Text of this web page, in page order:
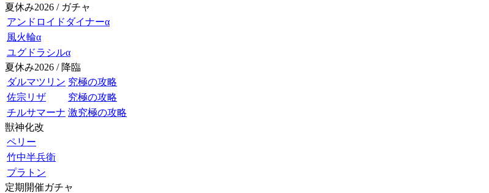
夏休み2026 / ガチャ
アンドロイドダイナーα
風火輪α
ユグドラシルα
夏休み2026 / 降臨
ダルマツリン 究極の攻略
佐宗リザ
究極の攻略
チルサマーナ 激究極の攻略
獣神化改
ペリー
竹中半兵衛
プラトン
定期開催ガチャ